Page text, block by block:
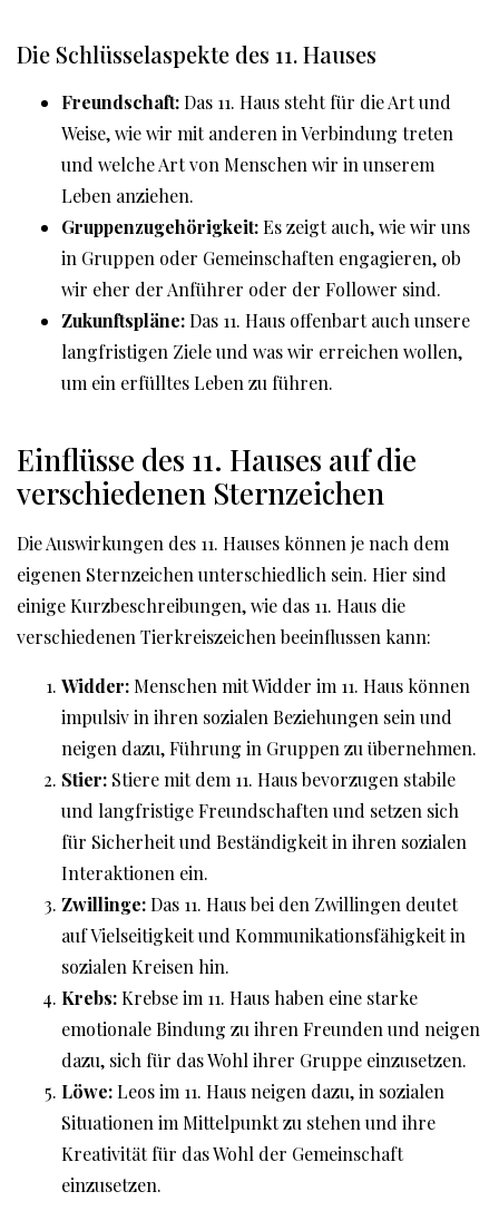
Die Schlüsselaspekte des 11. Hauses
Freundschaft:Das 11. Haus steht für die Art und
Weise, wie wir mit anderen in Verbindung treten
und welche Art von Menschen wir in unserem
Leben anziehen.
Gruppenzugehörigkeit:Es zeigt auch, wie wir uns
in Gruppen oder Gemeinschaften engagieren, ob
wir eher der Anführer oder der Follower sind.
Zukunftspläne:Das 11. Haus offenbart auch unsere
langfristigen Ziele und was wir erreichen wollen,
um ein erfülltes Leben zu führen.
Einflüsse des 11. Hauses auf die
verschiedenen Sternzeichen
Die Auswirkungen des 11. Hauses können je nach dem
eigenen Sternzeichen unterschiedlich sein. Hier sind
einige Kurzbeschreibungen, wie das 11. Haus die
verschiedenen Tierkreiszeichen beeinflussen kann:
Widder: Menschen mit Widder im 11. Haus können
impulsiv in ihren sozialen Beziehungen sein und
neigen dazu, Führung in Gruppen zu übernehmen.
Stier: Stiere mit dem 11. Haus bevorzugen stabile
und langfristige Freundschaften und setzen sich
für Sicherheit und Beständigkeit in ihren sozialen
Interaktionen ein.
Zwillinge:Das 11. Haus bei den Zwillingen deutet
auf Vielseitigkeit und Kommunikationsfähigkeit in
sozialen Kreisen hin.
Krebs:Krebse im 11. Haus haben eine starke
emotionale Bindung zu ihren Freunden und neigen
dazu, sich für das Wohl ihrer Gruppe einzusetzen.
Löwe:Leos im 11. Haus neigen dazu, in sozialen
Situationen im Mittelpunkt zu stehen und ihre
Kreativität für das Wohl der Gemeinschaft
einzusetzen.